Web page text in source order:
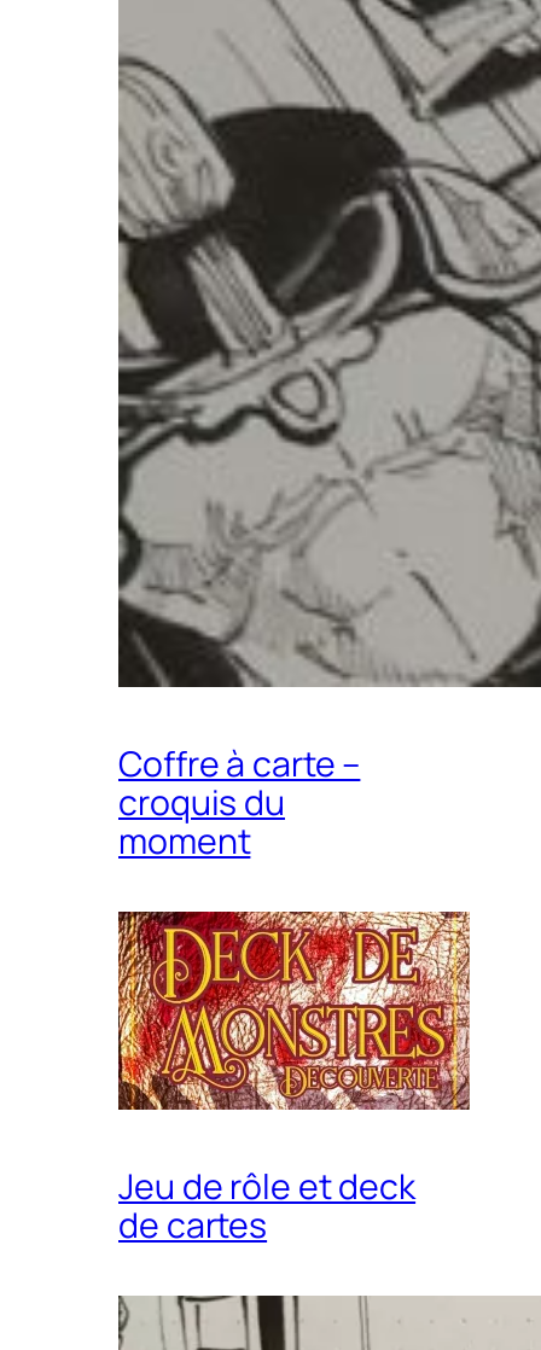
Coffre à carte –
croquis du
moment
Jeu de rôle et deck
de cartes